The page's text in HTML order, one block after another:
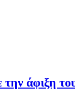
άφιξη